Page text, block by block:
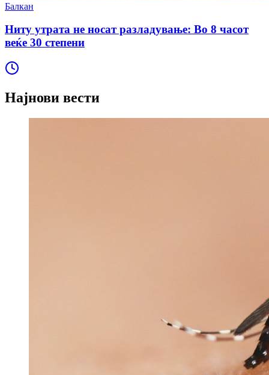
Балкан
Ниту утрата не носат разладување: Во 8 часот
веќе 30 степени
Најнови вести